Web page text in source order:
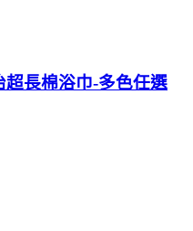
超長棉浴巾-多色任選